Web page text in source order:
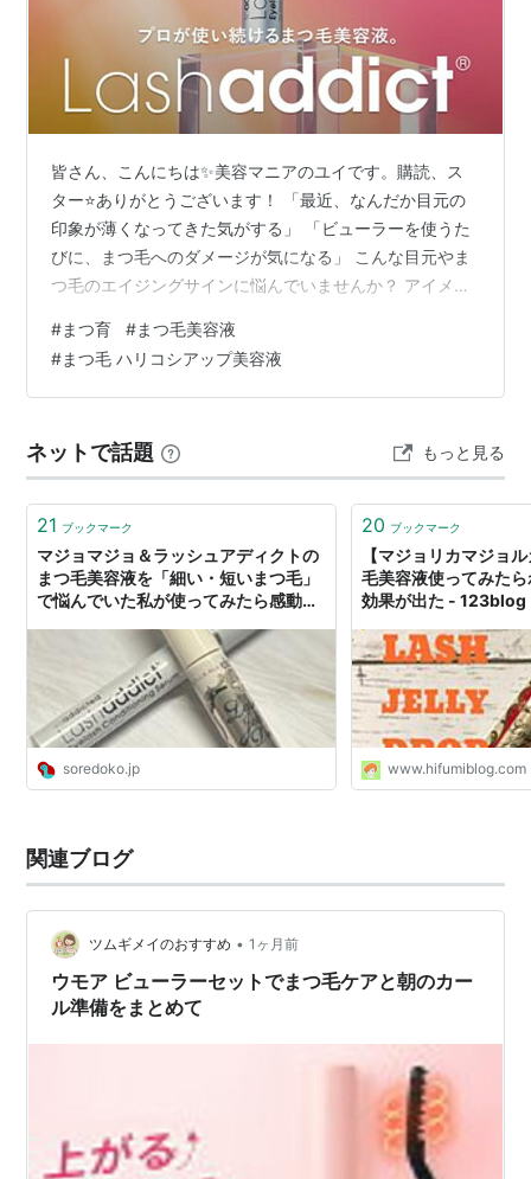
皆さん、こんにちは✨美容マニアのユイです。購読、ス
ター⭐ありがとうございます！ 「最近、なんだか目元の
印象が薄くなってきた気がする」 「ビューラーを使うた
びに、まつ毛へのダメージが気になる」 こんな目元やま
つ毛のエイジングサインに悩んでいませんか？ アイメイ
しまうこともありますよね。 結論からお伝えすると、大
人のデリケートな目元を優しく労わりながら、ハリ・コ
シのある豊かなまつ毛を目指すなら、「国内ブランド」
です。 今回は、成分へのこだわりと使いやすさを両立し
た、予算や目的に合わせて選べる実力派の…
#まつ育 #まつ毛美容液
#まつ毛 ハリコシアップ美容液
ネットで話題 もっと見る
21 ブックマーク
マジョマジョ＆ラッシュアディクトの
まつ毛美容液を「細い・短いまつ毛」
で悩んでいた私が使ってみたら感動し
soredoko.jp
20 ブックマーク
【マジョリカマジョ
毛美容液使ってみた
効果が出た - 123blog
www.hifumiblog.com
関連ブログ
ツムギメイのおすすめ • 1ヶ月前
ウモア ビューラーセットでまつ毛ケアと朝のカー
ル準備をまとめて